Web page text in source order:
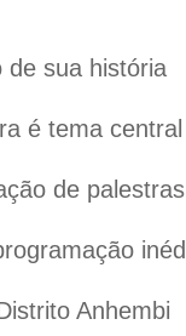
de sua história
é tema
de palestras
Anhembi